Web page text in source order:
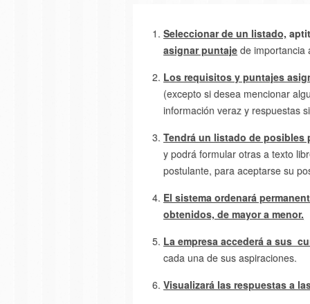
Seleccionar de un listado,
asignar puntaje de importancia
Los requisitos y puntajes
(excepto si desea mencionar
información veraz y respuestas
Tendrá un listado de posibles
y podrá formular otras a texto
postulante, para aceptarse su
El sistema ordenará
obtenidos, de mayor a menor.
La empresa accederá a sus
cada una de sus aspiraciones.
Visualizará las respuestas a